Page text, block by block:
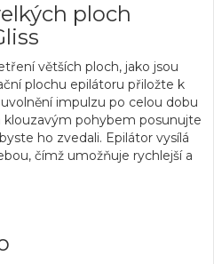
ploch
větších ploch, jako jsou
plochu epilátoru přiložte k
impulzu po celou dobu
pohybem posunujte
ho zvedali. Epilátor vysílá
čímž umožňuje rychlejší a